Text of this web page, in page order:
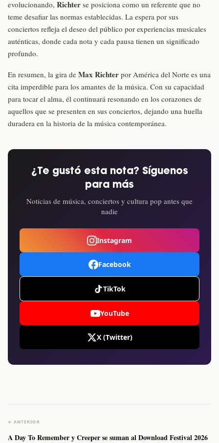
evolucionando, Richter se posiciona como un referente que no
teme desafiar las normas establecidas. La espera por sus
conciertos refleja el deseo del público por experiencias musicales
auténticas, donde cada nota y cada pausa tienen un significado
profundo.
En resumen, la gira de Max Richter por América del Norte es una
cita imperdible para los amantes de la música. Con su capacidad
para tocar el alma, él continuará resonando en los corazones de
aquellos que se presenten en sus conciertos, dejando una huella
duradera en la historia de la música contemporánea.
¿Te gustó esta nota? Síguenos
para más
Noticias de música, conciertos y cultura pop antes que
nadie
Instagram
Facebook
TikTok
YouTube
X (Twitter)
← ANTERIOR
A Day To Remember y Creeper se suman al Download Festival 2026